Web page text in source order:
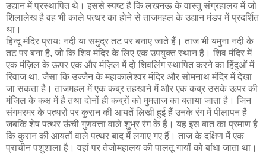
उद्यान में प्रस्थापित थे। इससे स्पष्ट है कि लखनऊ के वास्तु संग्रहालय में जो
शिलालेख है वह भी काले पत्थर का होने से ताजमहल के उद्यान मंडप में प्रदर्शित
था।
हिन्दू मंदिर प्रायः नदी या समुद्र तट पर बनाए जाते हैं। ताज भी यमुना नदी के
तट पर बना है, जो कि शिव मंदिर के लिए एक उपयुक्त स्थान है। शिव मंदिर में
एक मंज़िल के ऊपर एक और मंज़िल में दो शिवलिंग स्थापित करने का हिंदुओं में
रिवाज था, जैसा कि उज्जैन के महाकालेश्वर मंदिर और सोमनाथ मंदिर में देखा
जा सकता है। ताजमहल में एक कब्र तहखाने में और एक कब्र उसके ऊपर की
मंजिल के कक्ष में है तथा दोनों ही कब्रों को मुमताज का बताया जाता है। जिन
संगमरमर के पत्थरों पर कुरान की आयतें लिखी हुई हैं उनके रंग में पीलापन है
जबकि शेष पत्थर ऊंची गुणवत्ता वाले शुभ्र रंग के हैं। यह इस बात का प्रमाण है
कि कुरान की आयतों वाले पत्थर बाद में लगाए गए हैं। ताज के दक्षिण में एक
प्राचीन पशुशाला है। वहां पर तेजोमहालय की पालतू गायों को बांधा जाता था।